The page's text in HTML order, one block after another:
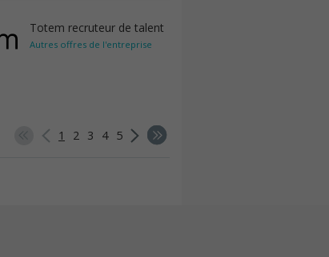
Totem recruteur de talent
Autres offres de l'entreprise
1 2 3 4 5